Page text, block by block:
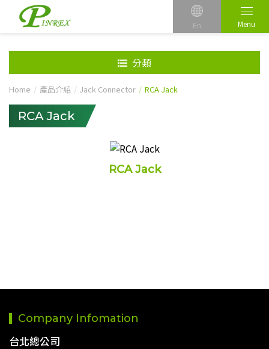
En Menu
分類
Home 產品介紹 Jack Connector RCA Jack
RCA Jack
RCA Jack
Company Infomation
台北總公司